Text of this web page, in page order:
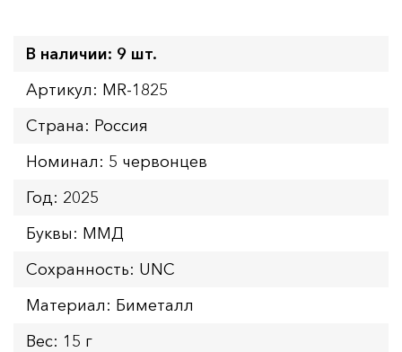
В наличии: 9 шт.
Артикул: MR-1825
Страна: Россия
Номинал: 5 червонцев
Год: 2025
Буквы: ММД
Сохранность: UNC
Материал: Биметалл
Вес: 15 г